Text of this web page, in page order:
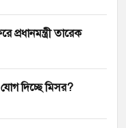
প্রধানমন্ত্রী তারেক
যোগ দিচ্ছে মিসর?